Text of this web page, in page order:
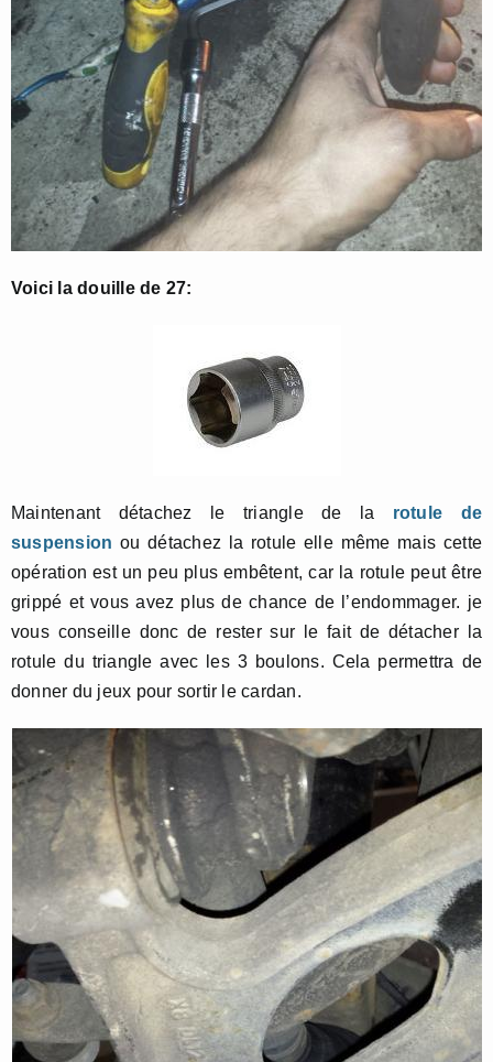
Voici la douille de 27:
Maintenant détachez le triangle de la rotule de
suspension ou détachez la rotule elle même mais cette
opération est un peu plus embêtent, car la rotule peut être
grippé et vous avez plus de chance de l’endommager. je
vous conseille donc de rester sur le fait de détacher la
rotule du triangle avec les 3 boulons. Cela permettra de
donner du jeux pour sortir le cardan.